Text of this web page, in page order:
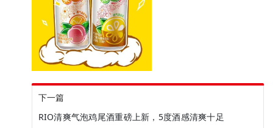
下一篇
RIO清爽气泡鸡尾酒重磅上新，5度酒感清爽十足